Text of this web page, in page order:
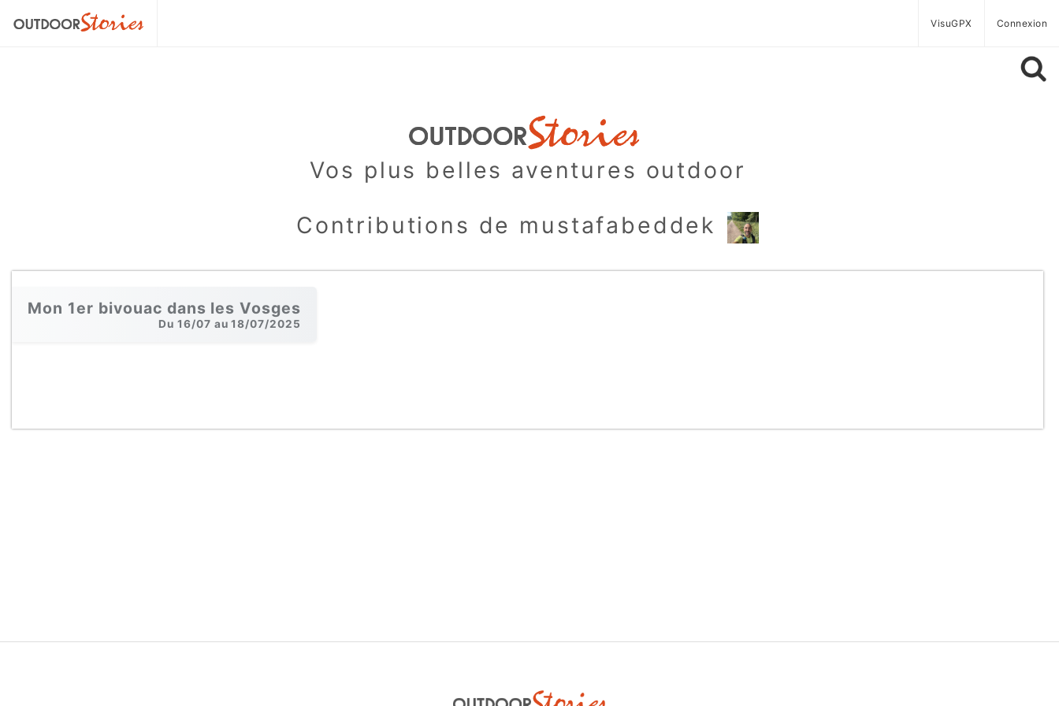
VisuGPX Connexion
Vos plus belles aventures outdoor
Contributions de mustafabeddek
Mon 1er bivouac dans les Vosges
Du 16/07 au 18/07/2025